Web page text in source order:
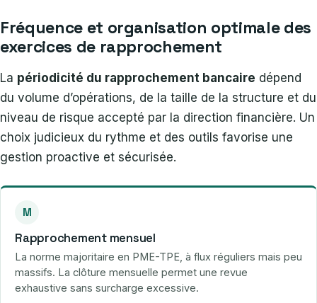
Fréquence et organisation optimale des
exercices de rapprochement
La périodicité du rapprochement bancaire dépend
du volume d’opérations, de la taille de la structure et du
niveau de risque accepté par la direction financière. Un
choix judicieux du rythme et des outils favorise une
gestion proactive et sécurisée.
M
Rapprochement mensuel
La norme majoritaire en PME-TPE, à flux réguliers mais peu
massifs. La clôture mensuelle permet une revue
exhaustive sans surcharge excessive.